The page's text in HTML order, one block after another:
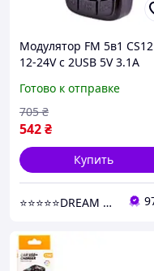
Модулятор FM 5в1 CS12
12-24V с 2USB 5V 3.1A
11
Готово к отправке
542₴
705 ₴
Купить
⭐️⭐️⭐️⭐️⭐️DREAM ON SHOP